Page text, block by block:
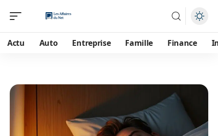
Actu Auto Entreprise Famille Finance